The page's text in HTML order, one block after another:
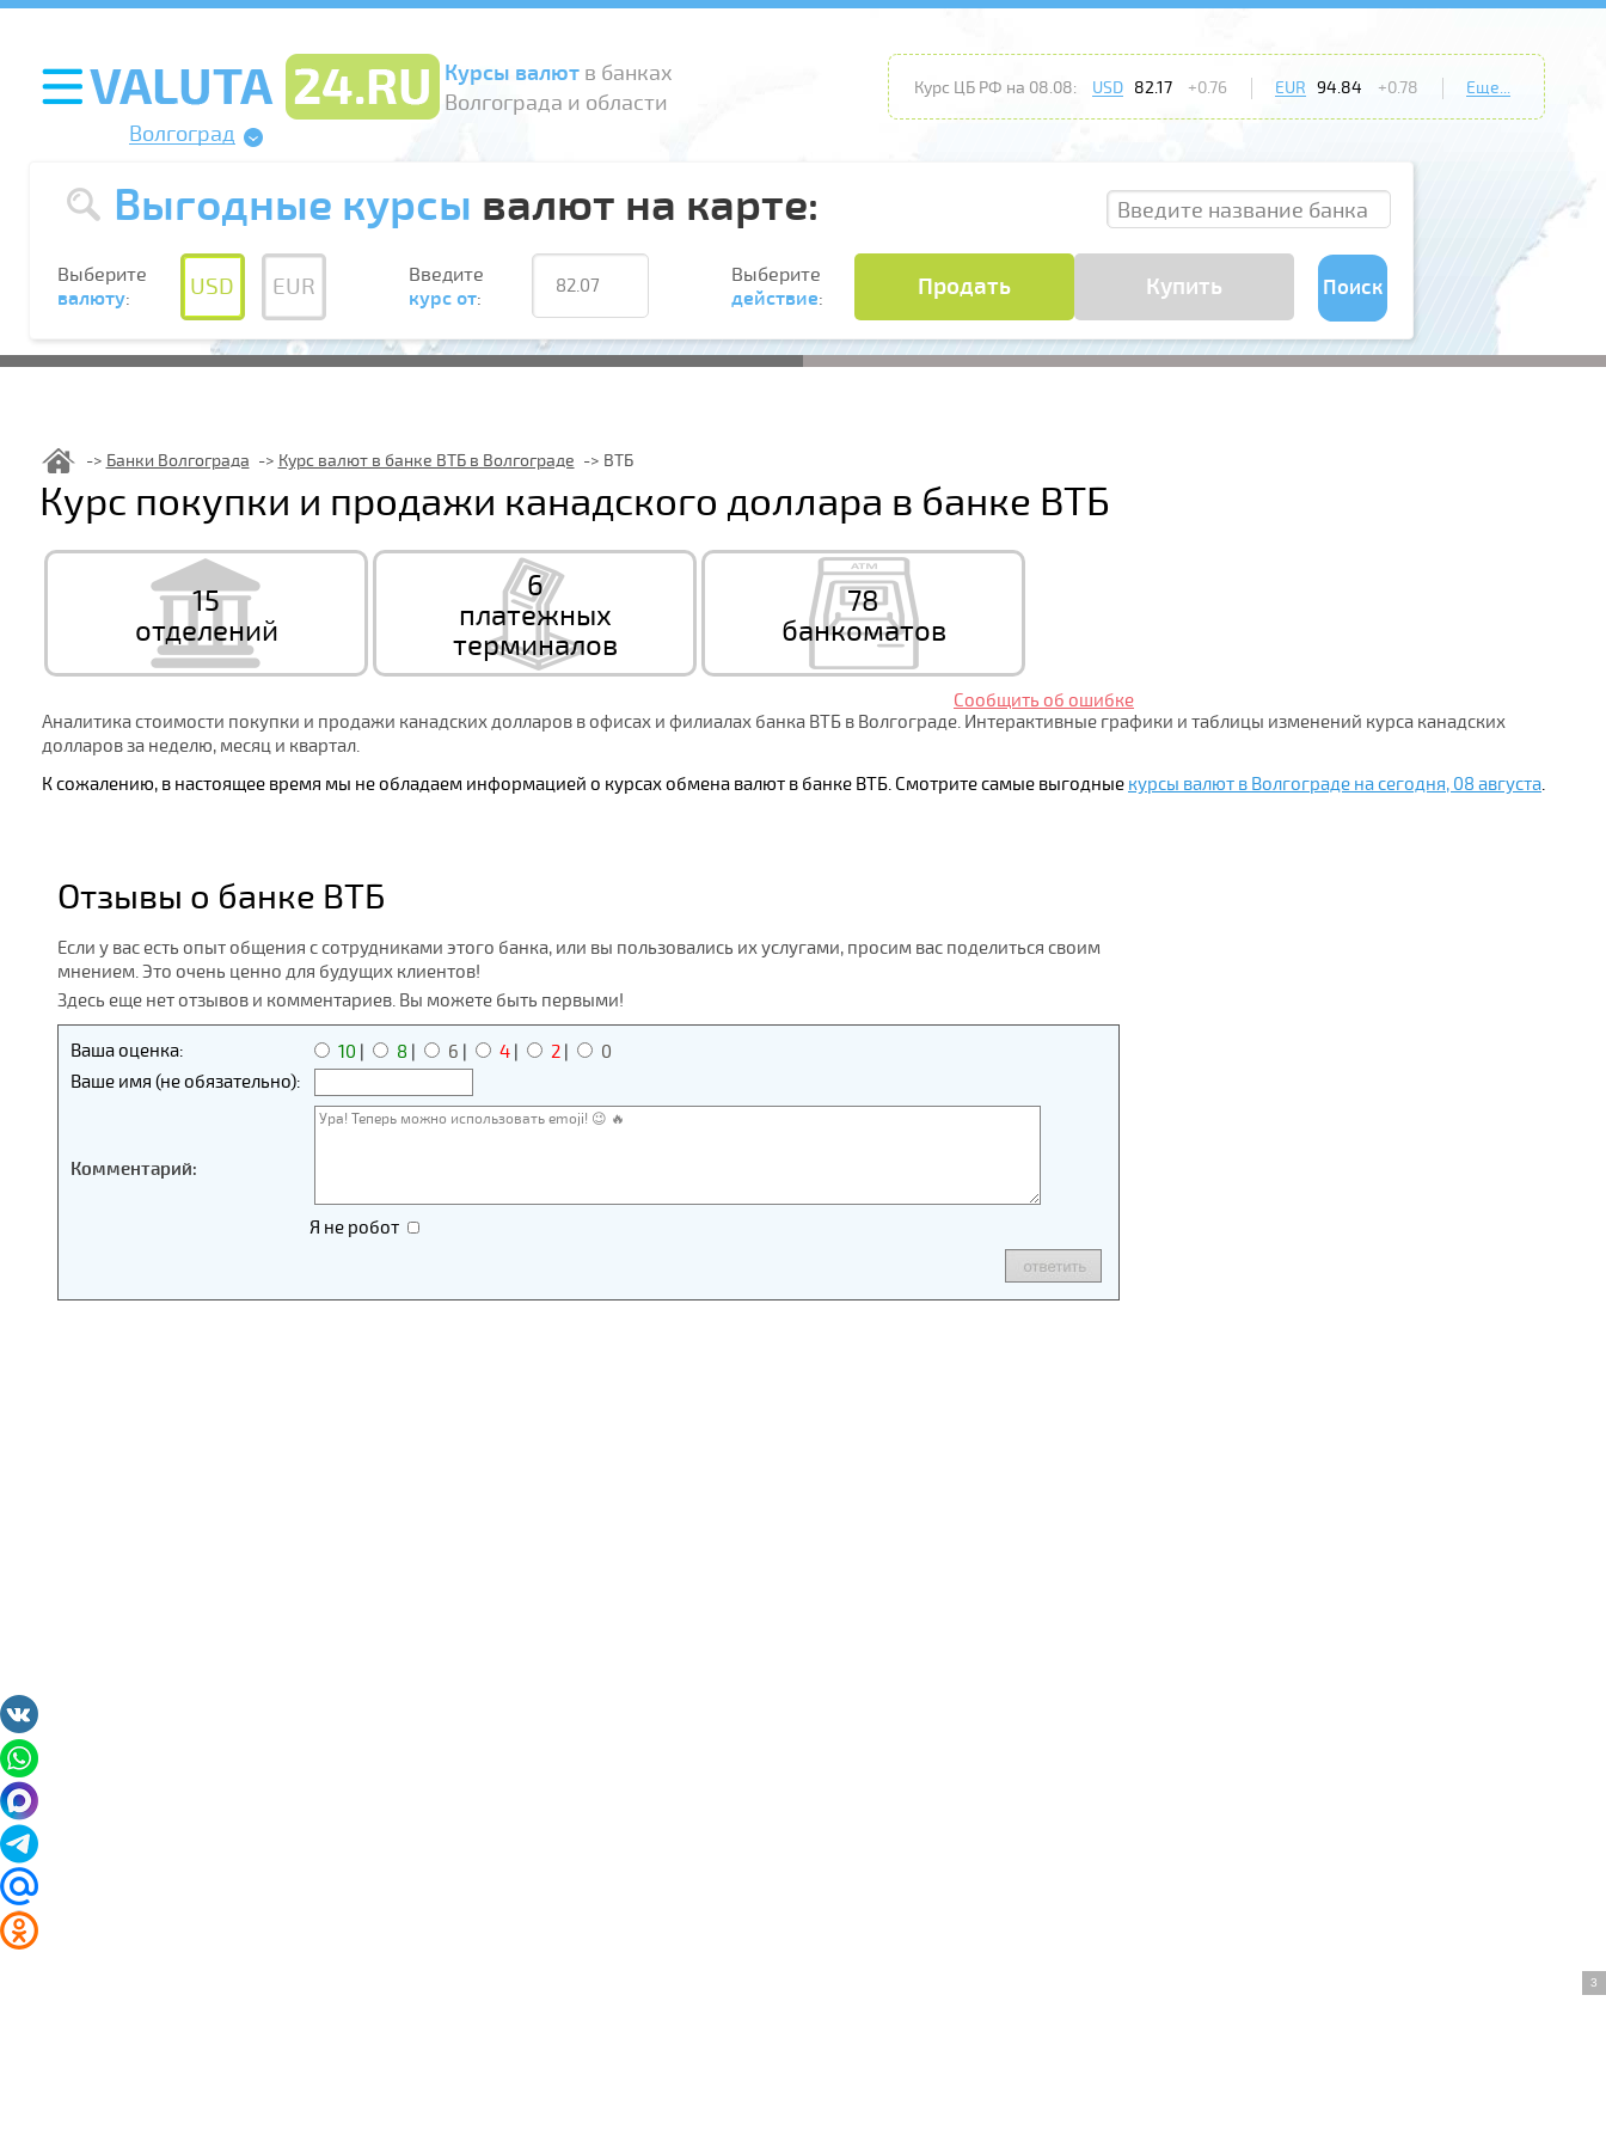
Курсы валютв банках
Волгограда и области
Волгоград
Курс ЦБ РФ на 08.08: USD 82.17 +0.76 EUR 94.84 +0.78 Еще...
Выгодные курсы валют на карте:
Выберите
валюту: USD EUR
Введите
курс от:
Выберите
действие: Продать Купить Поиск
Банки Волгограда Курс валют в банке ВТБ в Волгограде ВТБ
Курс покупки и продажи канадского доллара в банке ВТБ
15
отделений
6
платежных
терминалов
78
банкоматов
Сообщить об ошибке
Аналитика стоимости покупки и продажи канадских долларов в офисах и филиалах банка ВТБ в Волгограде. Интерактивные графики и таблицы изменений курса канадских
долларов за неделю, месяц и квартал.
К сожалению, в настоящее время мы не обладаем информацией о курсах обмена валют в банке ВТБ. Смотрите самые выгодные курсы валют в Волгограде на сегодня, 08 августа.
Отзывы о банке ВТБ
Если у вас есть опыт общения с сотрудниками этого банка, или вы пользовались их услугами, просим вас поделиться своим
мнением. Это очень ценно для будущих клиентов!
Здесь еще нет отзывов и комментариев. Вы можете быть первыми!
Ваша оценка: 10 | 8 | 6 | 4 | 2 |
0
Ваше имя (не обязательно):
Комментарий:
Я не робот
3